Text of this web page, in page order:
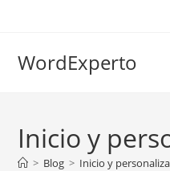
WordExperto
Inicio y
> Blog > Inicio y